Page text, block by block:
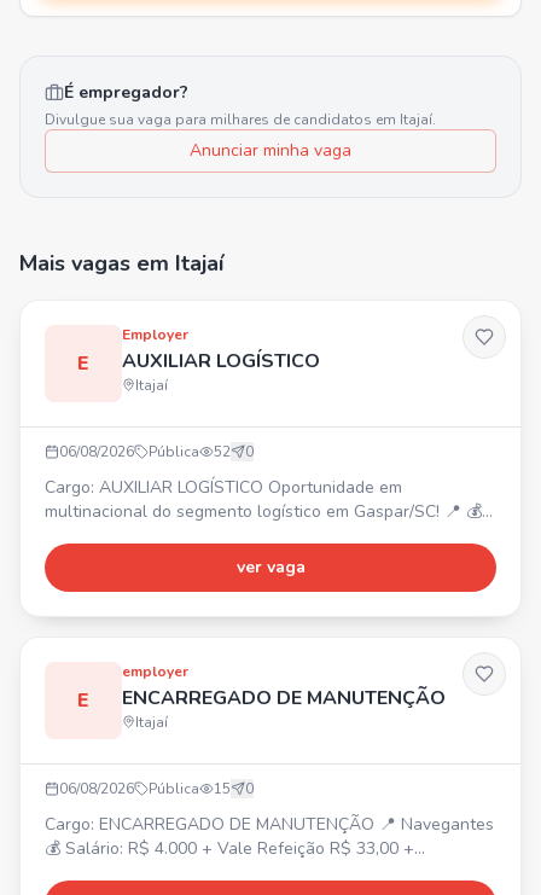
É empregador?
Divulgue sua vaga para milhares de candidatos em Itajaí.
Anunciar minha vaga
Mais vagas em Itajaí
E
Employer
AUXILIAR LOGÍSTICO
Itajaí
06/08/2026 Pública 52 0
Cargo: AUXILIAR LOGÍSTICO Oportunidade em
multinacional do segmento logístico em Gaspar/SC! 📍 💰
REQUISITOS: - Ensino Fundamental Completo - Desejável
experiência na área BENEFÍCIOS: - Plano de
ver vaga
E
employer
ENCARREGADO DE MANUTENÇÃO
Itajaí
06/08/2026 Pública 15 0
Cargo: ENCARREGADO DE MANUTENÇÃO 📍 Navegantes
💰 Salário: R$ 4.000 + Vale Refeição R$ 33,00 +